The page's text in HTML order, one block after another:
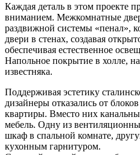
Каждая деталь в этом проекте
вниманием. Межкомнатные
раздвижной системы «пенал»,
двери в стенах, создавая
обеспечивая естественное
Напольное покрытие в холле,
известняка.
Поддерживая эстетику
дизайнеры отказались от
квартиры. Вместо них
мебель. Одну из
шкаф в спальной комнате,
кухонным гарнитуром.